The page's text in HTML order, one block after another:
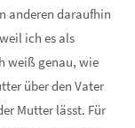
anderen daraufhin
ich es als
weiß genau, wie
über den Vater
Mutter lässt. Für